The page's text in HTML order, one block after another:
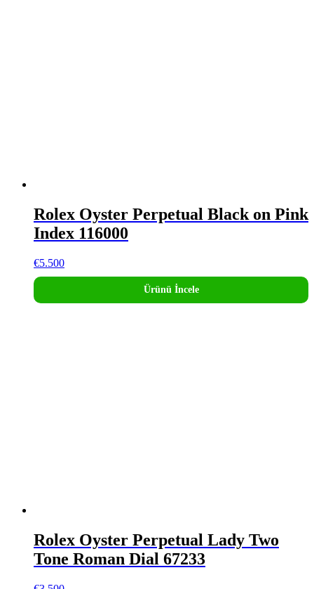
Rolex Oyster Perpetual Black on Pink
Index 116000
€5.500
Ürünü İncele
Rolex Oyster Perpetual Lady Two
Tone Roman Dial 67233